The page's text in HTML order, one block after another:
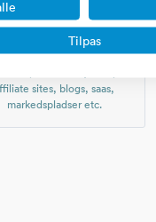
Website
sites, blogs, saas,
markedspladser etc.
Tilpas